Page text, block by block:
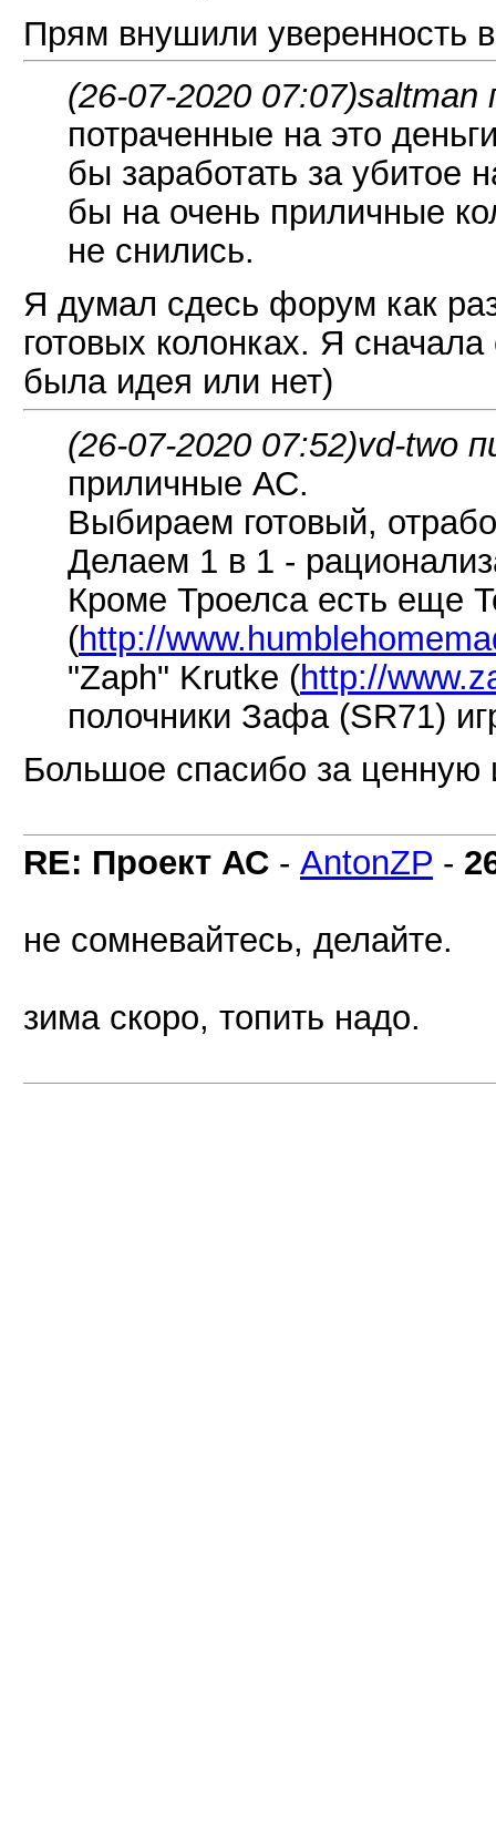
Прям внушили уверенность
(26-07-2020 07:07)saltman
потраченные на это
бы заработать за убитое
бы на очень приличные
не снились.
Я думал сдесь форум как
готовых колонках. Я
была идея или нет)
(26-07-2020 07:52)vd-two
приличные АС.
Выбираем готовый,
Делаем 1 в 1 -
Кроме Троелса есть еще
(http://
"Zaph" Krutke (http://
полочники Зафа (SR71)
Большое спасибо за
RE: Проект АС - AntonZP -
не сомневайтесь, делайте.
зима скоро, топить надо.